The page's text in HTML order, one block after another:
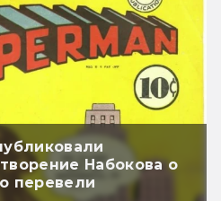
Набокова о
перевели